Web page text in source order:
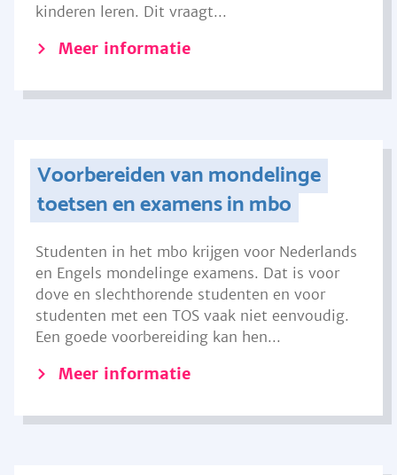
kinderen leren. Dit vraagt...
Meer informatie
Voorbereiden van mondelinge
toetsen en examens in mbo
Studenten in het mbo krijgen voor Nederlands
en Engels mondelinge examens. Dat is voor
dove en slechthorende studenten en voor
studenten met een TOS vaak niet eenvoudig.
Een goede voorbereiding kan hen...
Meer informatie